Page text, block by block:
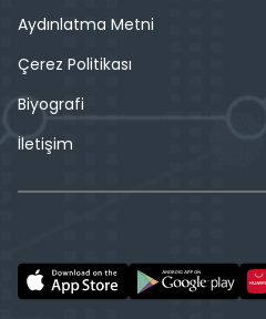
Aydınlatma Metni
Çerez Politikası
Biyografi
İletişim